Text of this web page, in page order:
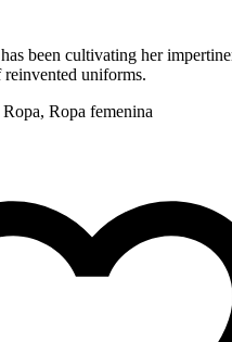
been cultivating her
uniforms.
Ropa femenina